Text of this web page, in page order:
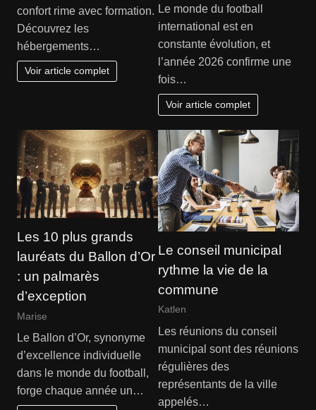
confort rime avec formation.
Découvrez les
hébergements…
Voir article complet
Le monde du football
international est en
constante évolution, et
l’année 2026 confirme une
fois…
Voir article complet
Les 10 plus grands
lauréats du Ballon d’Or
: un palmarès
d’exception
Marise
Le Ballon d’Or, synonyme
d’excellence individuelle
dans le monde du football,
forge chaque année un…
Le conseil municipal
rythme la vie de la
commune
Katlen
Les réunions du conseil
municipal sont des réunions
régulières des
représentants de la ville
appelés…